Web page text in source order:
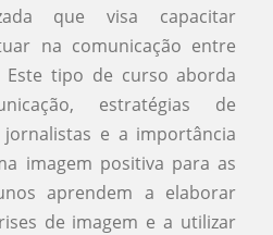
que visa capacitar
na comunicação entre
Este tipo de curso aborda
estratégias de
e a importância
imagem positiva para as
aprendem a elaborar
de imagem e a utilizar